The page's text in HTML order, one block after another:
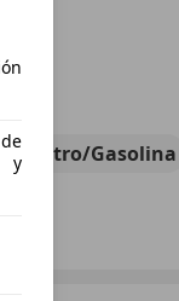
Electro/Gasolina
y